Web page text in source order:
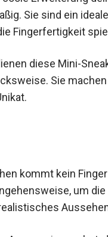
wie spaßig. Sie
die
diese Mini-
Sie
kommt kein
um